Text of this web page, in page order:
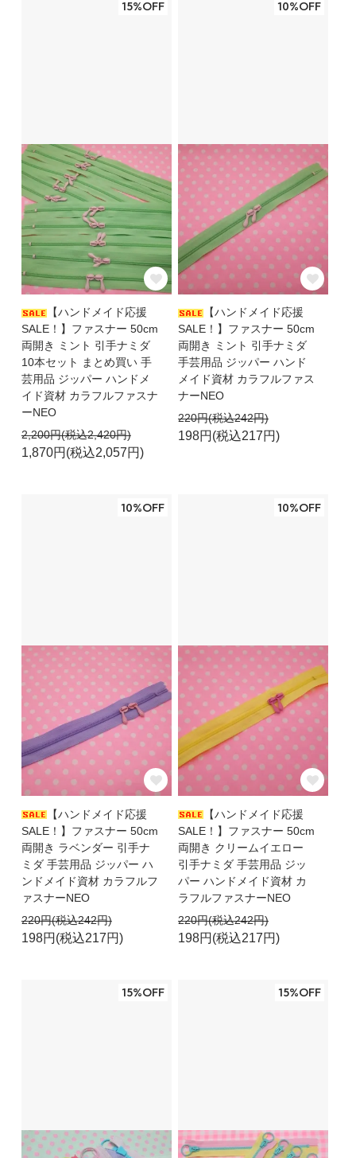
15%OFF
【ハンドメイド応援
SALE！】ファスナー 50cm
両開き ミント 引手ナミダ
10本セット まとめ買い 手
芸用品 ジッパー ハンドメ
イド資材 カラフルファスナ
ーNEO
2,200円(税込2,420円)
1,870円(税込2,057円)
10%OFF
【ハンドメイド応援
SALE！】ファスナー 50cm
両開き ミント 引手ナミダ
手芸用品 ジッパー ハンド
メイド資材 カラフルファス
ナーNEO
220円(税込242円)
198円(税込217円)
10%OFF
【ハンドメイド応援
SALE！】ファスナー 50cm
両開き ラベンダー 引手ナ
ミダ 手芸用品 ジッパー ハ
ンドメイド資材 カラフルフ
ァスナーNEO
220円(税込242円)
198円(税込217円)
10%OFF
【ハンドメイド応援
SALE！】ファスナー 50cm
両開き クリームイエロー
引手ナミダ 手芸用品 ジッ
パー ハンドメイド資材 カ
ラフルファスナーNEO
220円(税込242円)
198円(税込217円)
15%OFF 15%OFF